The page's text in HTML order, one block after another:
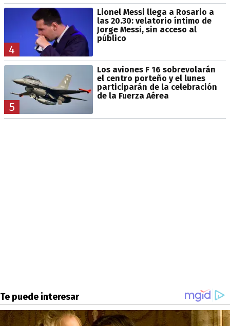
4
Lionel Messi llega a Rosario a
las 20.30: velatorio íntimo de
Jorge Messi, sin acceso al
público
5
Los aviones F 16 sobrevolarán
el centro porteño y el lunes
participarán de la celebración
de la Fuerza Aérea